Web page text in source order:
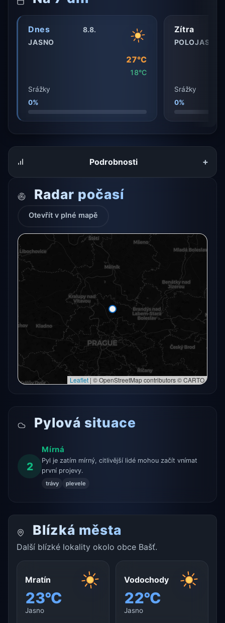
Dnes
8.8.
JASNO
27°C
18°C
Srážky
0%
Zítra
POLOJASNO
Srážky
0%
Podrobnosti +
Radar počasí
Otevřít v plné mapě
Radarový snímek momentálně není dostupný.
Otevřít v plné mapě
Zkusit znovu
Otevřít v plné mapě →
Leaflet | © OpenStreetMap contributors © CARTO
Pylová situace
2
Mírná
Pyl je zatím mírný, citlivější lidé mohou začít vnímat
první projevy.
trávy plevele
Blízká města
Další blízké lokality okolo obce Bašť.
Mratín
23°C
Jasno
Vodochody
22°C
Jasno